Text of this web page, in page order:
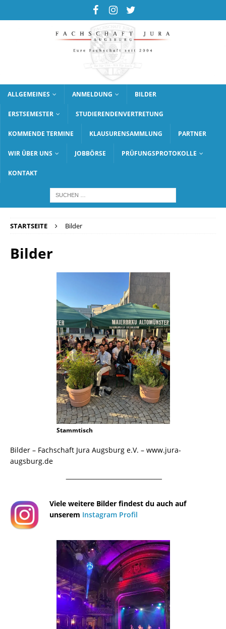
ALLGEMEINES ANMELDUNG BILDER
ERSTSEMESTER STUDIERENDENVERTRETUNG
KOMMENDE TERMINE KLAUSURENSAMMLUNG PARTNER
WIR ÜBER UNS JOBBÖRSE PRÜFUNGSPROTOKOLLE
KONTAKT
STARTSEITE Bilder
Bilder
Stammtisch
Bilder – Fachschaft Jura Augsburg e.V. – www.jura-
augsburg.de
¯¯¯¯¯¯¯¯¯¯¯¯¯¯¯¯¯¯¯¯¯¯¯¯¯¯¯¯¯¯¯¯¯¯¯¯¯¯
Viele weitere Bilder findest du auch auf
unserem Instagram Profil